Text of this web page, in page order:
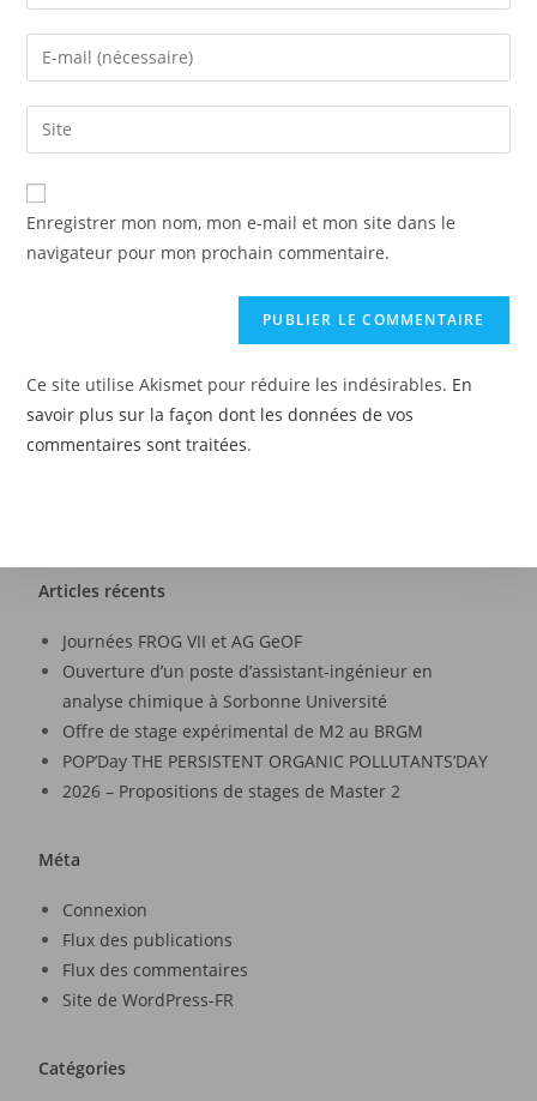
Enregistrer mon nom, mon e-mail et mon site dans le
navigateur pour mon prochain commentaire.
Ce site utilise Akismet pour réduire les indésirables. En
savoir plus sur la façon dont les données de vos
commentaires sont traitées.
Articles récents
Journées FROG VII et AG GeOF
Ouverture d’un poste d’assistant-ingénieur en
analyse chimique à Sorbonne Université
Offre de stage expérimental de M2 au BRGM
POP’Day THE PERSISTENT ORGANIC POLLUTANTS’DAY
2026 – Propositions de stages de Master 2
Méta
Connexion
Flux des publications
Flux des commentaires
Site de WordPress-FR
Catégories